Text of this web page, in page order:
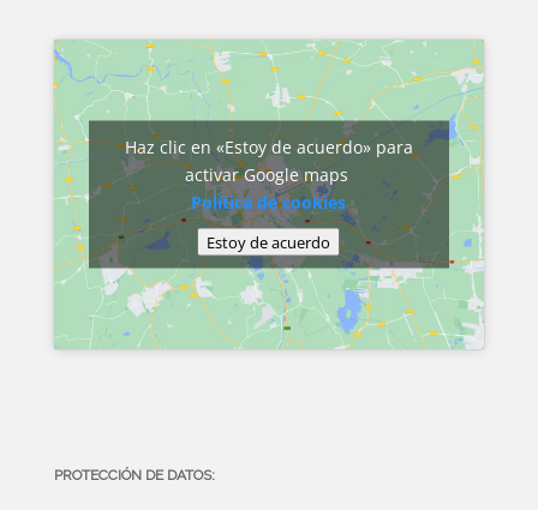
Haz clic en «Estoy de acuerdo» para
activar Google maps
Política de cookies
Estoy de acuerdo
PROTECCIÓN DE DATOS: